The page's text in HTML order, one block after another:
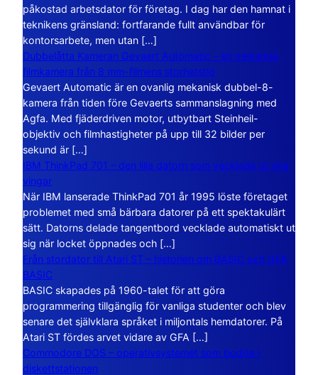
påkostad arbetsdator för företag. I dag har den hamnat i
teknikens gränsland: fortfarande fullt användbar för
kontorsarbete, men utan […]
Dubbelåtta Kameran Gevaert Automatic – en mekanisk
filmkamera från 8 mm-filmens storhetstid
Gevaert Automatic är en ovanlig mekanisk dubbel-8-
kamera från tiden före Gevaerts sammanslagning med
Agfa. Med fjäderdriven motor, utbytbart Steinheil-
objektiv och filmhastigheter på upp till 32 bilder per
sekund är […]
IBM ThinkPad 701 – den lilla datorn som vecklade ut sina
vingar
När IBM lanserade ThinkPad 701 år 1995 löste företaget
problemet med små bärbara datorer på ett spektakulärt
sätt. Datorns delade tangentbord vecklade automatiskt ut
sig när locket öppnades och […]
Från stordator till Atari ST – historien om BASIC och GFA
BASIC
BASIC skapades på 1960-talet för att göra
programmering tillgänglig för vanliga studenter och blev
senare det självklara språket i miljontals hemdatorer. På
Atari ST fördes arvet vidare av GFA […]
Commodore DOS – operativsystemet som bodde i
diskettstationen